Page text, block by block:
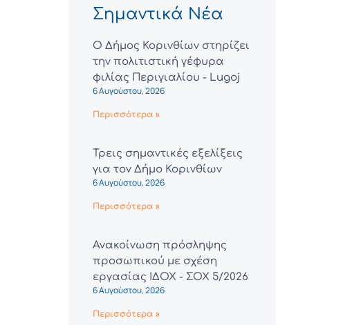
Σημαντικά Νέα
Ο Δήμος Κορινθίων στηρίζει
την πολιτιστική γέφυρα
φιλίας Περιγιαλίου - Lugoj
6 Αυγούστου, 2026
Περισσότερα »
Τρεις σημαντικές εξελίξεις
για τον Δήμο Κορινθίων
6 Αυγούστου, 2026
Περισσότερα »
Ανακοίνωση πρόσληψης
προσωπικού με σχέση
εργασίας ΙΔΟΧ - ΣΟΧ 5/2026
6 Αυγούστου, 2026
Περισσότερα »